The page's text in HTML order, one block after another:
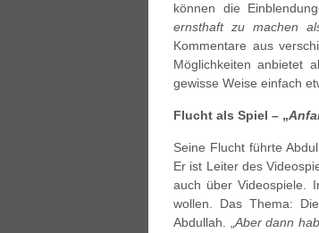
können die
ernsthaft zu machen
Kommentare aus
Möglichkeiten anbietet
gewisse Weise einfach
Flucht als Spiel – „
Seine Flucht führte
Er ist Leiter des
auch über Videospiele.
wollen. Das Thema:
Abdullah. „Aber dann